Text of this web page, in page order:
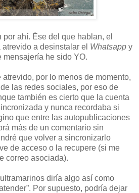
por ahí. Ése del que hablan, el
a desinstalar el Whatsapp y
mensajería he sido YO.
por lo menos de momento,
las redes sociales, por eso de
también es cierto que la cuenta
y nunca recordaba si
que entre las autopublicaciones
más de un comentario sin
que volver a sincronizarlo
de acceso o la recupere (si me
correo asociada).
diría algo así como
Por supuesto, podría dejar